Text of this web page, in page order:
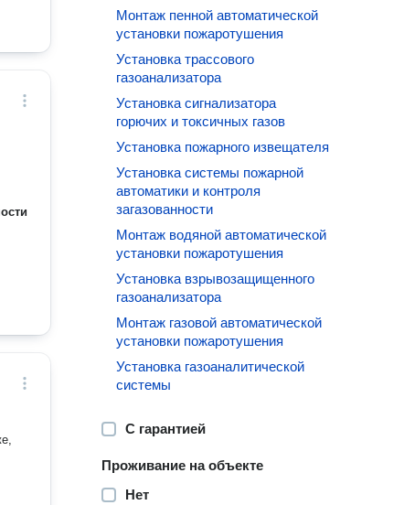
Монтаж пенной автоматической
установки пожаротушения
Установка трассового
газоанализатора
Установка сигнализатора
горючих и токсичных газов
Установка пожарного извещателя
Установка системы пожарной
автоматики и контроля
загазованности
Монтаж водяной автоматической
установки пожаротушения
Установка взрывозащищенного
газоанализатора
Монтаж газовой автоматической
установки пожаротушения
Установка газоаналитической
системы
С гарантией
Проживание на объекте
Нет